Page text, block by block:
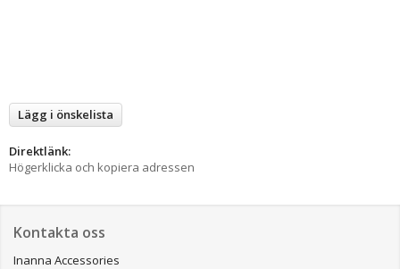
Lägg i önskelista
Direktlänk:
Högerklicka och kopiera adressen
Kontakta oss
Inanna Accessories